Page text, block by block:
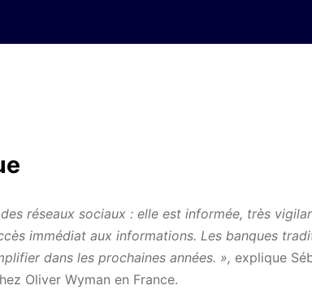
réseaux sociaux : elle est informée, très
immédiat aux informations. Les banques
dans les prochaines années. », explique
Oliver Wyman en France.